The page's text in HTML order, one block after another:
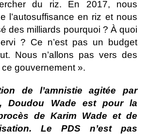
du riz. En 2017, nous
l’autosuffisance en riz et nous
des milliards pourquoi ? À quoi
? Ce n’est pas un budget
Nous n’allons pas vers des
gouvernement ».
de l’amnistie agitée par
Doudou Wade est pour la
de Karim Wade et de
Le PDS n’est pas